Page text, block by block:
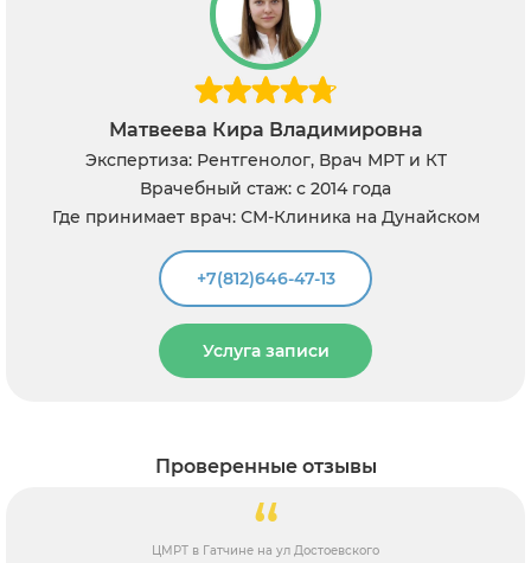
Матвеева Кира Владимировна
Экспертиза: Рентгенолог, Врач МРТ и КТ
Врачебный стаж: с 2014 года
Где принимает врач: СМ-Клиника на Дунайском
+7(812)646-47-13
Услуга записи
Проверенные отзывы
ЦМРТ в Гатчине на ул Достоевского